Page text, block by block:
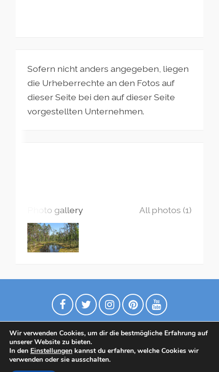
Sofern nicht anders angegeben, liegen
die Urheberrechte an den Fotos auf
dieser Seite bei den auf dieser Seite
vorgestellten Unternehmen.
Photo gallery All photos (1)
Datenschutzrichtlinie
Wir verwenden Cookies, um dir die bestmögliche Erfahrung auf
unserer Website zu bieten.
In den Einstellungen kannst du erfahren, welche Cookies wir
verwenden oder sie ausschalten.